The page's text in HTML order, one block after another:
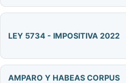
LEY 5734 - IMPOSITIVA 2022
AMPARO Y HABEAS CORPUS